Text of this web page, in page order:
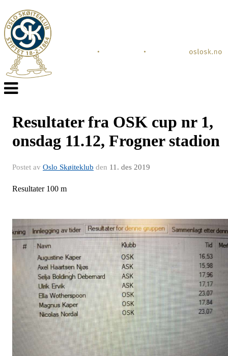
Veksle
navigasjon
Resultater fra OSK cup nr 1,
onsdag 11.12, Frogner stadion
Postet av Oslo Skøiteklub den 11. des 2019
Resultater 100 m